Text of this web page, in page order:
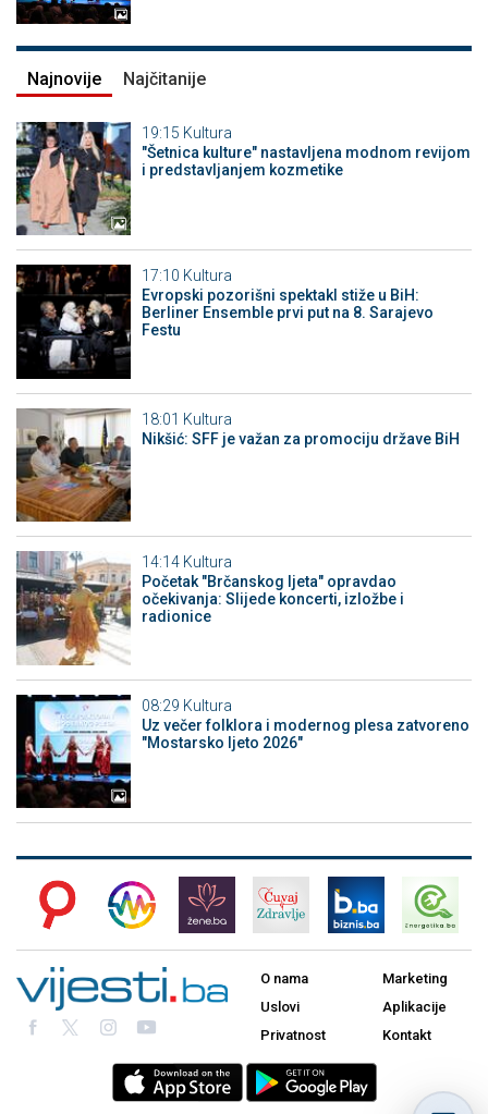
Najnovije Najčitanije
19:15 Kultura
"Šetnica kulture" nastavljena modnom revijom
i predstavljanjem kozmetike
17:10 Kultura
Evropski pozorišni spektakl stiže u BiH:
Berliner Ensemble prvi put na 8. Sarajevo
Festu
18:01 Kultura
Nikšić: SFF je važan za promociju države BiH
14:14 Kultura
Početak "Brčanskog ljeta" opravdao
očekivanja: Slijede koncerti, izložbe i
radionice
08:29 Kultura
Uz večer folklora i modernog plesa zatvoreno
"Mostarsko ljeto 2026"
O nama
Uslovi
Privatnost
Marketing
Aplikacije
Kontakt